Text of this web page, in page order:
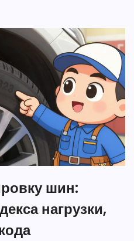
шин:
нагрузки,